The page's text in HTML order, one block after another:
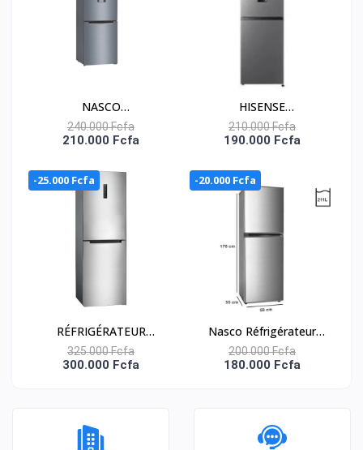
NASCO
RÉFRIGÉRATEUR
COMBINÉ 309 LITRES-
HNASD2-40WD
240.000 Fcfa
210.000 Fcfa
HISENSE
RÉFRIGÉRATEUR
COMBINÉ 262 LITRES –
210.000 Fcfa
190.000 Fcfa
-25.000 Fcfa
RÉFRIGÉRATEUR
COMBINÉ 317 LITRES
NET – HNASFN2-40
325.000 Fcfa
300.000 Fcfa
-20.000 Fcfa
Nasco Réfrigérateur
Combiné Avec Clé -
KNASD2-400 - 211
200.000 Fcfa
180.000 Fcfa